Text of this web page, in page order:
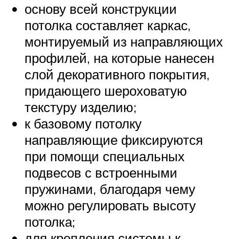
основу всей конструкции
потолка составляет каркас,
монтируемый из направляющих
профилей, на которые нанесен
слой декоративного покрытия,
придающего шероховатую
текстуру изделию;
к базовому потолку
направляющие фиксируются
при помощи специальных
подвесов с встроенными
пружинами, благодаря чему
можно регулировать высоту
потолка;